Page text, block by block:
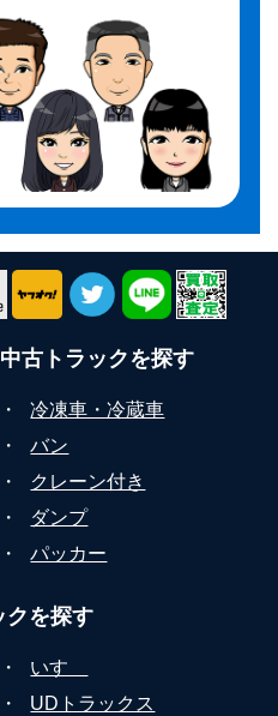
中古トラックを探す
・
冷凍車・冷蔵車
・
バン
・
クレーン付き
・
ダンプ
・ パッカー
クを探す
・
いすゞ
・ UDトラックス